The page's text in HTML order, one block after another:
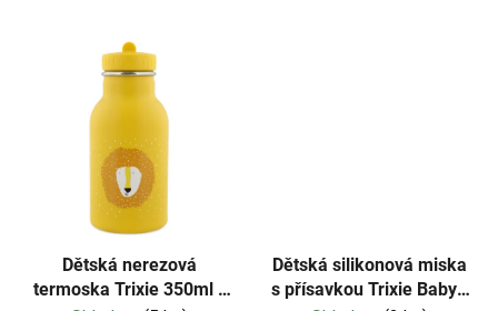
Dětská nerezová
termoska Trixie 350ml -
Dětská silikonová miska
s přísavkou Trixie Baby -